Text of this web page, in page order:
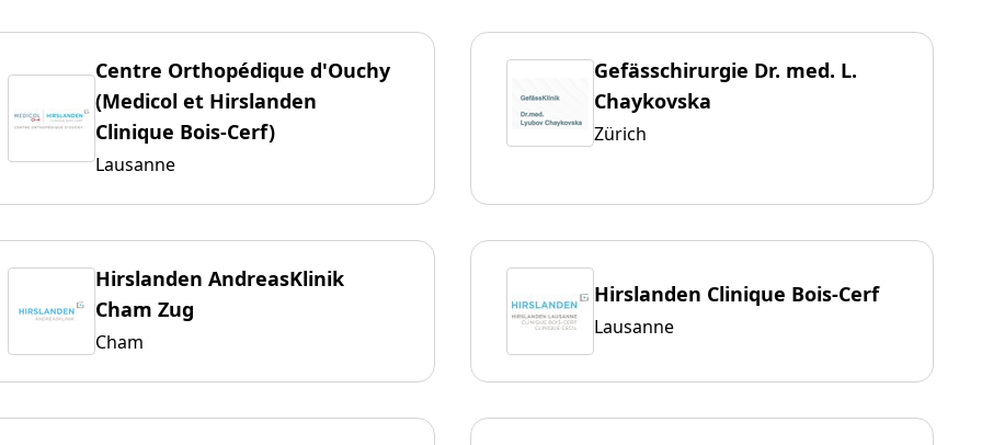
Centre Orthopédique d'Ouchy
(Medicol et Hirslanden
Clinique Bois-Cerf)
Lausanne
Gefässchirurgie Dr. med. L.
Chaykovska
Zürich
Hirslanden AndreasKlinik
Cham Zug
Cham
Hirslanden Clinique Bois-Cerf
Lausanne